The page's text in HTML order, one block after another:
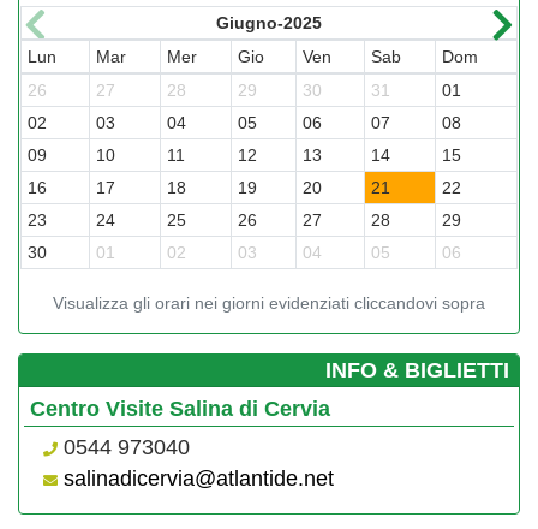
Giugno-2025
Lun
Mar Mer Gio Ven Sab
Dom
26
27 28 29 30 31
01
02
03 04 05 06 07
08
09
10 11 12 13 14
15
16
17 18 19 20 21
22
23
24 25 26 27 28
29
30
01 02 03 04 05 06
Visualizza gli orari nei giorni evidenziati cliccandovi sopra
­INFO & BIGLIETTI
Centro Visite Salina di Cervia
0544 973040
salinadicervia@atlantide.net